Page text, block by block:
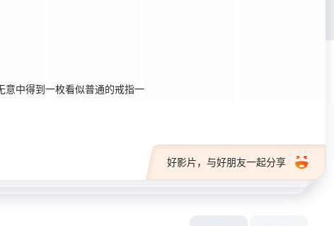
意中得到一枚看似普通的戒指一
好影片，与好朋友一起分享